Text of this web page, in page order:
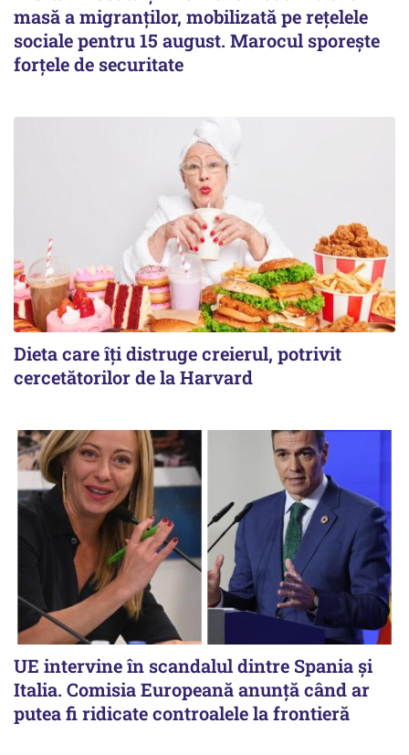
masă a migranților, mobilizată pe rețelele
sociale pentru 15 august. Marocul sporește
forțele de securitate
Dieta care îți distruge creierul, potrivit
cercetătorilor de la Harvard
UE intervine în scandalul dintre Spania și
Italia. Comisia Europeană anunță când ar
putea fi ridicate controalele la frontieră